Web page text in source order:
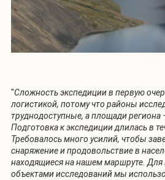
"Сложность экспедиции в первую
логистикой, потому что районы
труднодоступные, а площади региона
Подготовка к экспедиции длилась в
Требовалось много усилий, чтобы
снаряжение и продовольствие в
находящиеся на нашем маршруте.
объектами исследований мы